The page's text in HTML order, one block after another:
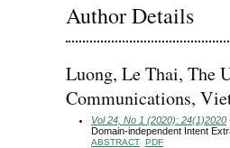
Author Details
Luong, Le Thai, The
Communications,
Vol 24, No 1 (2020): 24(1)2020
Domain-independent Intent
ABSTRACT PDF